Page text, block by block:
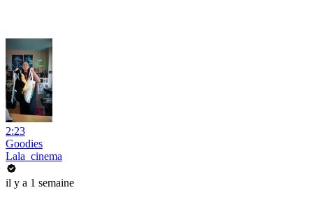
2:23
Goodies
Lala_cinema
il y a 1 semaine